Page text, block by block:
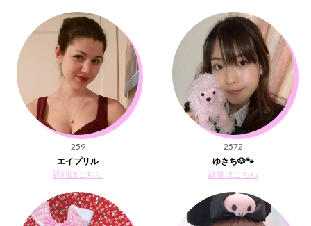
259
エイプリル
詳細はこちら
2572
ゆきち🐶🐾
詳細はこちら